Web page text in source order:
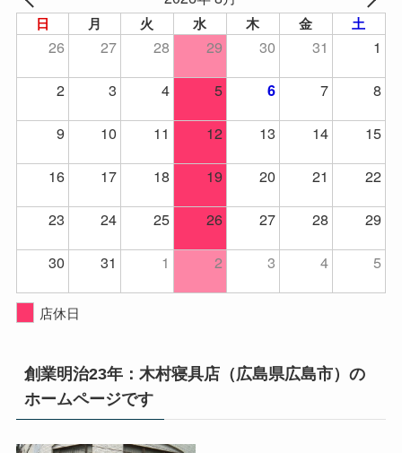
日 月 火 水 木 金 土
26 27 28 29 30 31
1
2
3 4 5 6 7
8
9
10 11 12 13 14
15
16
17 18 19 20 21
22
23
24 25 26 27 28
29
30
31 1 2 3 4 5
店休日
創業明治23年：木村寝具店（広島県広島市）の
ホームページです